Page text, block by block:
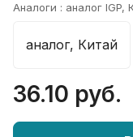
Аналоги : аналог IGP,
аналог, Китай
36.10 руб.